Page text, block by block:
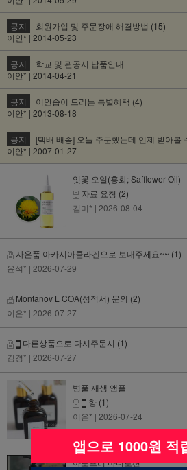
공지
회원가입 및 주문장애 해결방법 (15)
이안* | 2014-05-23
공지
학교 및 관공서 납품안내
이안* | 2014-04-21
공지
이안솝이 드리는 특별혜택 (4)
이안* | 2013-08-18
공지
[택배 배송] 오늘 주문했는데 언제 받아볼
이안* | 2007-01-27
잇꽃 오일(홍화; Safflower Oil)
자료 요청 (2)
김미* | 2026-08-04
사은품 아카시아콜라겐으로 보내주세요~~ (1)
윤석* | 2026-07-29
Montanov L COA(성적서) 문의 (2)
이은* | 2026-07-27
다른상품으로 다시주문시 (1)
김경* | 2026-07-27
병풀 재생 앰플
향 (1)
이은* | 2026-07-24
아토프리 바디로션
앱으로 1000원 적